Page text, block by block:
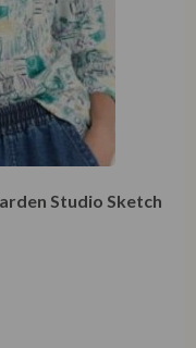
Studio Sketch